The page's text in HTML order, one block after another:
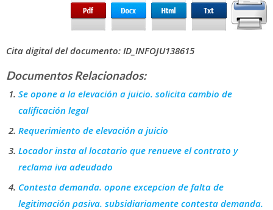
Cita digital del documento: ID_INFOJU138615
Documentos Relacionados:
Se opone a la elevación a juicio. solicita cambio de
calificación legal
Requerimiento de elevación a juicio
Locador insta al locatario que renueve el contrato y
reclama iva adeudado
Contesta demanda. opone excepcion de falta de
legitimación pasiva. subsidiariamente contesta demanda.